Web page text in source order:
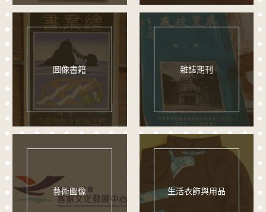
圖像書籍 雜誌期刊
藝術圖像 生活衣飾與用品